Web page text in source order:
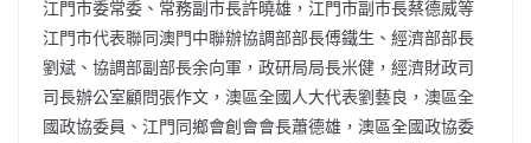
江門市委常委、常務副市長許曉雄，江門市副市長蔡德威等
江門市代表聯同澳門中聯辦協調部部長傅鐵生、經濟部部長
劉斌、協調部副部長余向軍，政研局局長米健，經濟財政司
司長辦公室顧問張作文，澳區全國人大代表劉藝良，澳區全
國政協委員、江門同鄉會創會會長蕭德雄，澳區全國政協委